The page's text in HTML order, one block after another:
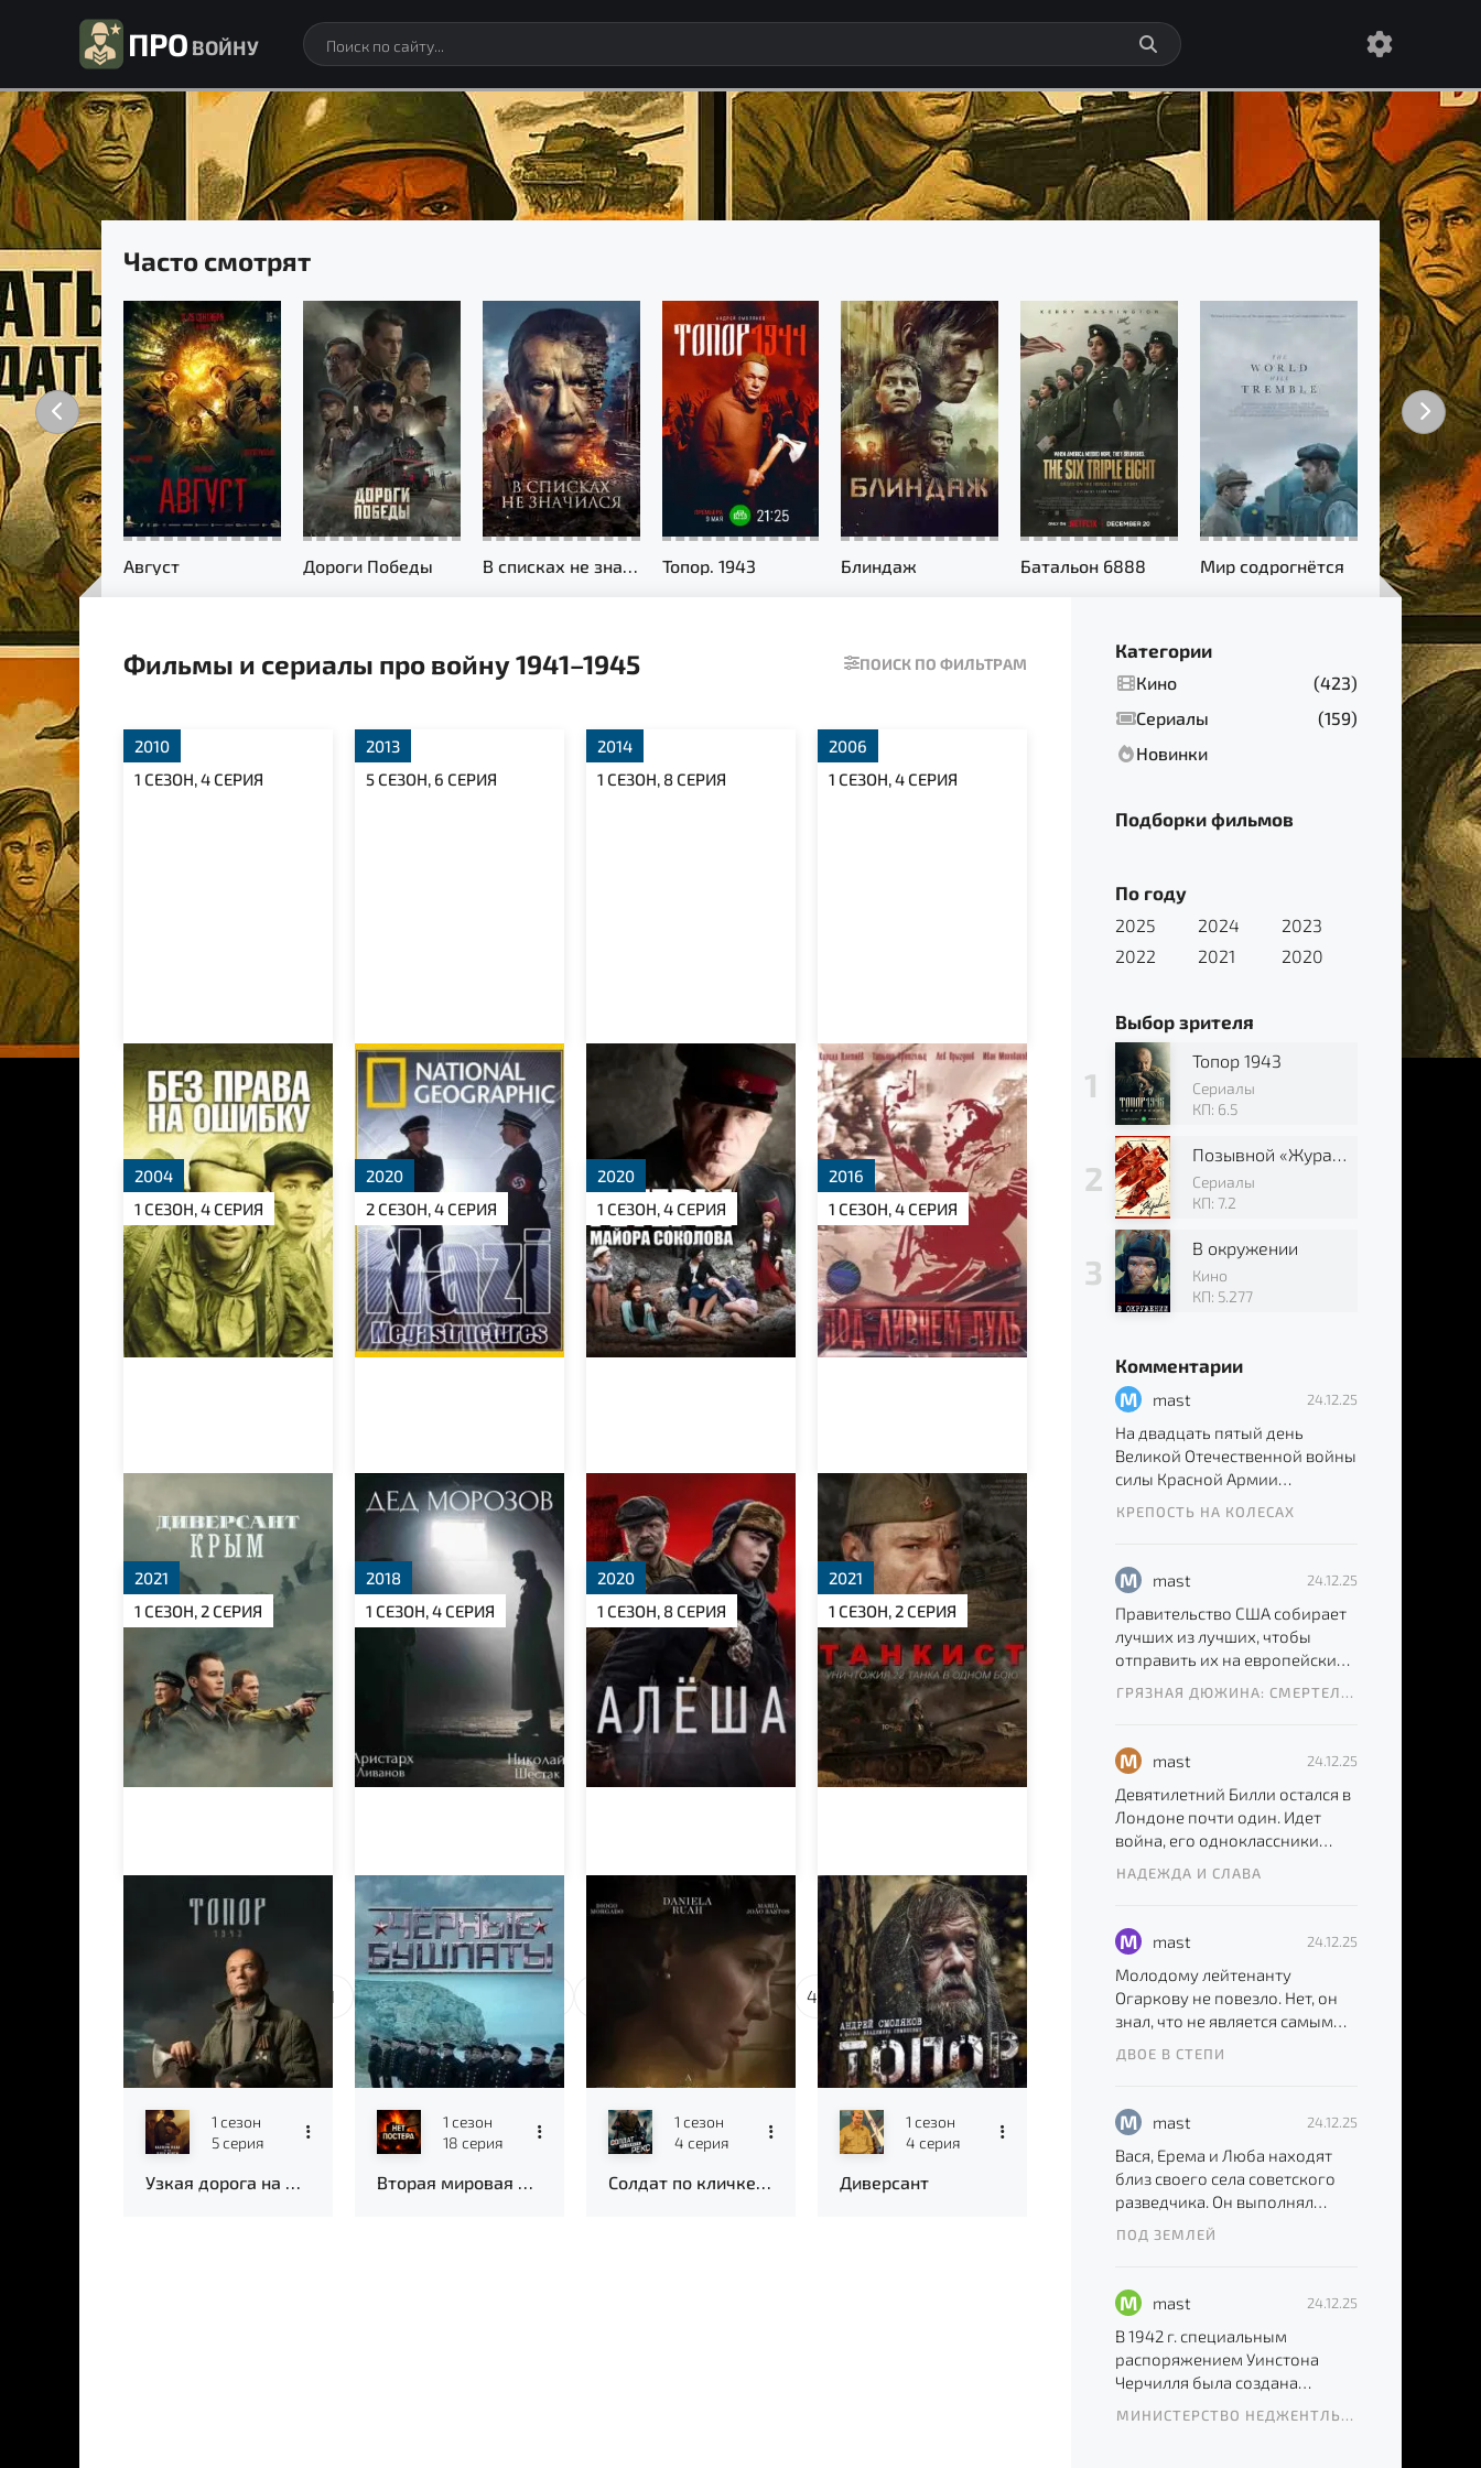
ПРО ВОЙНУ
Часто смотрят
Август Дороги Победы В списках не значился Топор. 1943 Блиндаж Батальон 6888 Мир содрогнётся
Фильмы и сериалы про войну 1941–1945 ПОИСК ПО ФИЛЬТРАМ
Без права на ошибку
2010
1 СЕЗОН, 4 СЕРИЯ
Суперсооружения
Третьего рейха
2013
5 СЕЗОН, 6 СЕРИЯ
Гетеры майора
Соколова
2014
1 СЕЗОН, 8 СЕРИЯ
Под ливнем пуль
2006
1 СЕЗОН, 4 СЕРИЯ
Диверсант
2004
1 СЕЗОН, 4 СЕРИЯ
Дед Морозов
2020
2 СЕЗОН, 4 СЕРИЯ
Алёша
2020
1 СЕЗОН, 4 СЕРИЯ
Танкист
2016
1 СЕЗОН, 4 СЕРИЯ
Топор. 1943
2021
1 СЕЗОН, 2 СЕРИЯ
Чёрные бушлаты
2018
1 СЕЗОН, 4 СЕРИЯ
Шпионка
2020
1 СЕЗОН, 8 СЕРИЯ
Топор. 1943
2021
1 СЕЗОН, 2 СЕРИЯ
1 2 3 4 ... 48
Новые серии
1 сезон
5 серия
Узкая дорога на дальний север
1 сезон
18 серия
Вторая мировая война с Томом Хэнксом
1 сезон
4 серия
Солдат по кличке Рекс
1 сезон
4 серия
Диверсант
4 сезон
Подводная лодка
Категории
Кино
(423)
Сериалы
(159)
Новинки
Подборки фильмов
По году
2025 2024
2023
2022
2021 2020
Выбор зрителя
Топор 1943
Сериалы
КП: 6.5
Сериалы
КП: 7.2
В окружении
Кино
КП: 5.277
Комментарии
M mast 24.12.25
На двадцать пятый день
Великой Отечественной войны
силы Красной Армии
КРЕПОСТЬ НА КОЛЕСАХ
M mast 24.12.25
Правительство США собирает
лучших из лучших, чтобы
отправить их на европейский
ГРЯЗНАЯ ДЮЖИНА: СМЕРТЕЛЬНОЕ ЗАДАНИЕ
M mast 24.12.25
Девятилетний Билли остался в
Лондоне почти один. Идет
война, его одноклассники
НАДЕЖДА И СЛАВА
M mast 24.12.25
Молодому лейтенанту
Огаркову не повезло. Нет, он
знал, что не является самым
Вселенной,
ДВОЕ В СТЕПИ
M mast 24.12.25
Вася, Ерема и Люба находят
близ своего села советского
разведчика. Он выполнял
секретное задание и был
тяжело
ПОД ЗЕМЛЕЙ
M mast 24.12.25
В 1942 г. специальным
распоряжением Уинстона
Черчилля была создана
МИНИСТЕРСТВО НЕДЖЕНТЛЬМЕНСКИХ ДЕЛ